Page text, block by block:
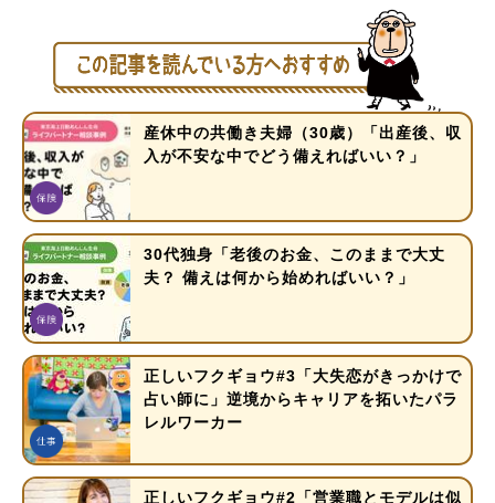
産休中の共働き夫婦（30歳）「出産後、収
入が不安な中でどう備えればいい？」
30代独身「老後のお金、このままで大丈
夫？ 備えは何から始めればいい？」
正しいフクギョウ#3「大失恋がきっかけで
占い師に」逆境からキャリアを拓いたパラ
レルワーカー
正しいフクギョウ#2「営業職とモデルは似